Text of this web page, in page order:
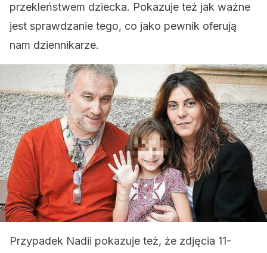
przekleństwem dziecka. Pokazuje też jak ważne
jest sprawdzanie tego, co jako pewnik oferują
nam dziennikarze.
Przypadek Nadii pokazuje też, że zdjęcia 11-